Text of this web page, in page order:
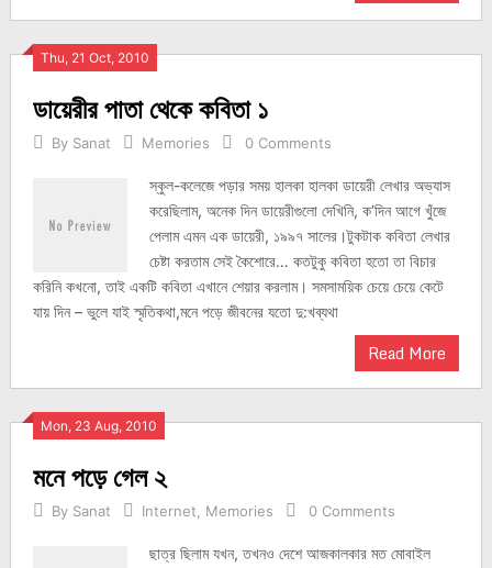
Thu, 21 Oct, 2010
ডায়েরীর পাতা থেকে কবিতা ১
By Sanat Memories 0 Comments
স্কুল-কলেজে পড়ার সময় হালকা হালকা ডায়েরী লেখার অভ্যাস
করেছিলাম, অনেক দিন ডায়েরীগুলো দেখিনি, ক’দিন আগে খুঁজে
পেলাম এমন এক ডায়েরী, ১৯৯৭ সালের।টুকটাক কবিতা লেখার
চেষ্টা করতাম সেই কৈশোরে… কতটুকু কবিতা হতো তা বিচার
করিনি কখনো, তাই একটি কবিতা এখানে শেয়ার করলাম। সমসাময়িক চেয়ে চেয়ে কেটে
যায় দিন – ভুলে যাই স্মৃতিকথা,মনে পড়ে জীবনের যতো দু:খব্যথা
Read More
Mon, 23 Aug, 2010
মনে পড়ে গেল ২
By Sanat Internet Memories 0 Comments
ছাত্র ছিলাম যখন, তখনও দেশে আজকালকার মত মোবাইল